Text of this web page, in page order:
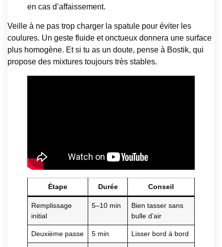
en cas d’affaissement.
Veille à ne pas trop charger la spatule pour éviter les
coulures. Un geste fluide et onctueux donnera une surface
plus homogène. Et si tu as un doute, pense à Bostik, qui
propose des mixtures toujours très stables.
Étape Durée Conseil
Remplissage
initial
5–10 min
Bien tasser sans
bulle d’air
Deuxième passe 5 min Lisser bord à bord